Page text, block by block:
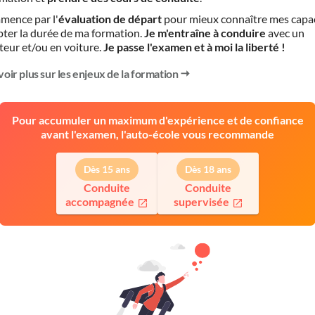
par l'évaluation de départ pour mieux connaître mes
la durée de ma formation.Je m'entraîne à conduire avec un
et/ou en voiture.Je passe l'examen et à moi la liberté !
plus sur les enjeux de la formation
Pour accumuler un maximum d'expérience et de confiance
avant l'examen, l'auto-école vous recommande
Dès 15 ans
Conduite
accompagnée
Dès 18 ans
Conduite
supervisée